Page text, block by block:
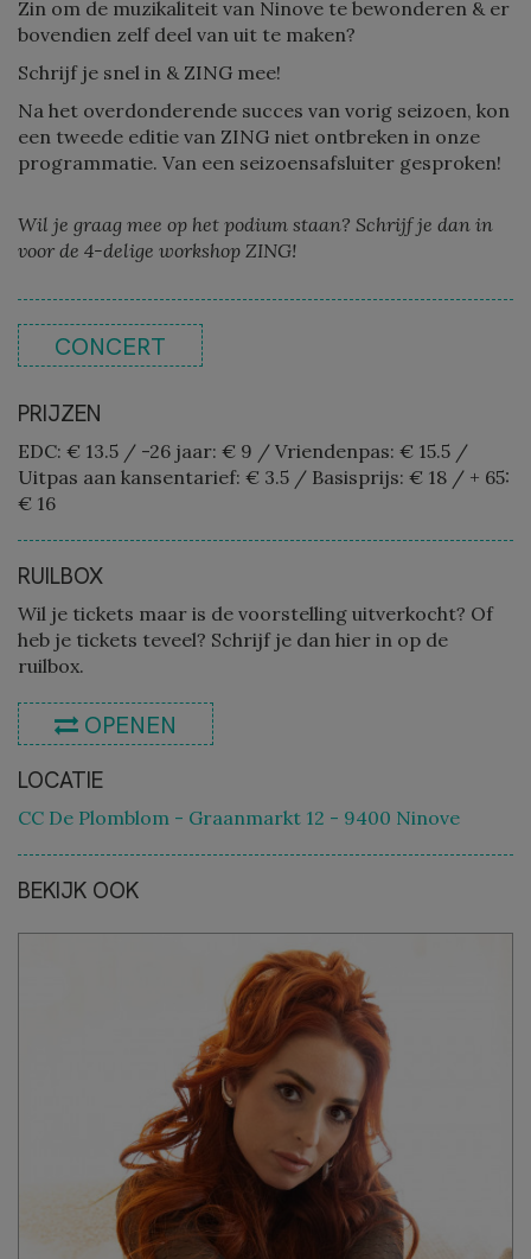
Zin om de muzikaliteit van Ninove te bewonderen & er
bovendien zelf deel van uit te maken?
Schrijf je snel in & ZING mee!
Na het overdonderende succes van vorig seizoen, kon
een tweede editie van ZING niet ontbreken in onze
programmatie. Van een seizoensafsluiter gesproken!
Wil je graag mee op het podium staan? Schrijf je dan in
voor de 4-delige workshop ZING!
CONCERT
PRIJZEN
EDC: € 13.5 / -26 jaar: € 9 / Vriendenpas: € 15.5 /
Uitpas aan kansentarief: € 3.5 / Basisprijs: € 18 / + 65:
€ 16
RUILBOX
Wil je tickets maar is de voorstelling uitverkocht? Of
heb je tickets teveel? Schrijf je dan hier in op de
ruilbox.
OPENEN
LOCATIE
CC De Plomblom - Graanmarkt 12 - 9400 Ninove
BEKIJK OOK